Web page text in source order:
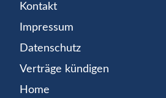
Kontakt
Impressum
Datenschutz
Verträge kündigen
Home